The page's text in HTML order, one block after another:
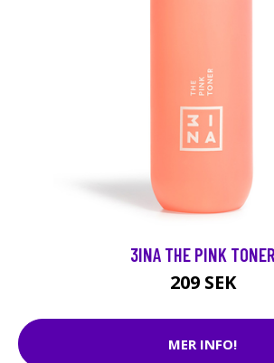
3INA THE PINK TONER
209 SEK
MER INFO!